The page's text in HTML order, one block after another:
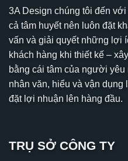
3A Design chúng tôi đến
cả tâm huyết nên luôn đặt
vấn và giải quyết những lợi
khách hàng khi thiết kế –
bằng cái tâm của người
nhân văn, hiểu và vận
đặt lợi nhuận lên hàng đầu.
TRỤ SỞ CÔNG TY